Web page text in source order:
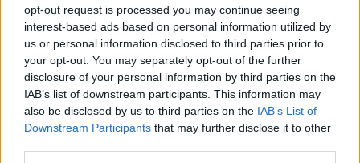
opt-out request is processed you may continue seeing
interest-based ads based on personal information utilized by
us or personal information disclosed to third parties prior to
your opt-out. You may separately opt-out of the further
disclosure of your personal information by third parties on the
IAB’s list of downstream participants. This information may
also be disclosed by us to third parties on the IAB’s List of
Downstream Participants that may further disclose it to other
es lebe der metal
Zuletzt bearbeitet:14 August 2019
14 August 2019
ChantillyRosegefällt dies.